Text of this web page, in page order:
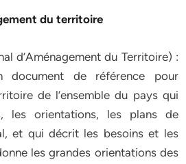
du territoire
d’Aménagement du Territoire) :
de référence pour
de l’ensemble du pays qui
les orientations, les plans de
et qui décrit les besoins et les
les grandes orientations des